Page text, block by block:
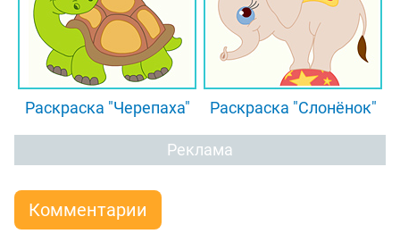
Раскраска "Черепаха" Раскраска "Слонёнок"
Реклама
Комментарии